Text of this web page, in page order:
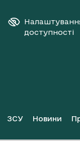
доступності
ЗСУ Новини